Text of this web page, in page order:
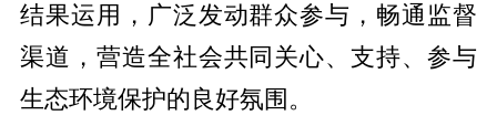
结果运用，广泛发动群众参与，畅通监督
渠道，营造全社会共同关心、支持、参与
生态环境保护的良好氛围。